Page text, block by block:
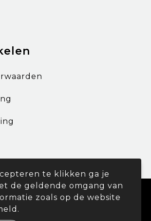
Promohouse 2024
te klikken ga je
de geldende omgang van
zoals op de website